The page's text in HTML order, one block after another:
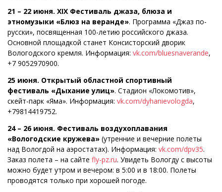
21 – 22 июня. XIX Фестиваль джаза, блюза и
этномузыки «Блюз на веранде». Программа «Джаз по-
русски», посвященная 100-летию российского джаза.
Основной площадкой станет Консисторский дворик
Вологодского кремля. Информация: vk.com/bluesnaverande,
+7 9052970900.
25 июня. Открытый областной спортивный
фестиваль «Дыхание улиц». Стадион «Локомотив»,
скейт-парк «Яма». Информация: vk.com/dyhanievologda,
+79814419752.
24 – 26 июня. Фестиваль воздухоплавания
«Вологодские кружева» (утренние и вечерние полеты
над Вологдой на аэростатах). Информация: vk.com/dpv35.
Заказ полета – на сайте fly-pz.ru. Увидеть Вологду с высоты
можно будет утром и вечером: в 5:00 и в 18:00. Полеты
проводятся только при хорошей погоде.